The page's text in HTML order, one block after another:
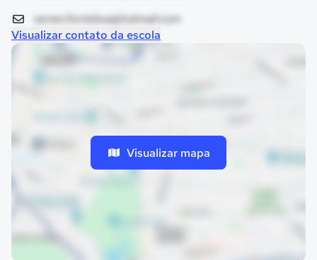
semecfonteboa@hotmail.com
Visualizar contato da escola
Visualizar mapa